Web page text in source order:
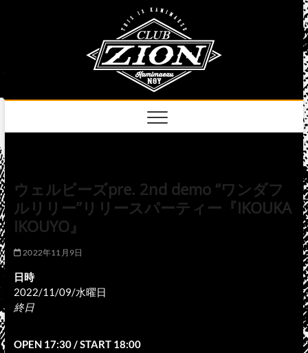
ウェルビーズpre. 2nd demo “ワンダフ
ルリリー”リリースパーティー『IKOUKA
IKOUYO』
2022年11月9日
日時
2022/11/09/水曜日
終日
OPEN 17:30 / START 18:00